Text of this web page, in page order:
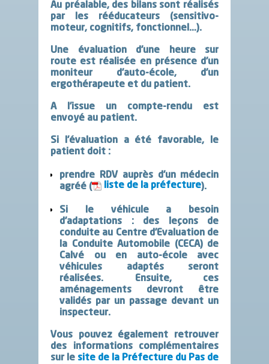
Au préalable, des bilans sont réalisés
par les rééducateurs (sensitivo-
moteur, cognitifs, fonctionnel…).
Une évaluation d’une heure sur
route est réalisée en présence d’un
moniteur d’auto-école, d’un
ergothérapeute et du patient.
A l’issue un compte-rendu est
envoyé au patient.
Si l’évaluation a été favorable, le
patient doit :
prendre RDV auprès d’un médecin
agréé (
liste de la préfecture).
Si le véhicule a besoin
d’adaptations : des leçons de
conduite au Centre d’Evaluation de
la Conduite Automobile (CECA) de
Calvé ou en auto-école avec
véhicules adaptés seront
réalisées. Ensuite, ces
aménagements devront être
validés par un passage devant un
inspecteur.
Vous pouvez également retrouver
des informations complémentaires
sur le site de la Préfecture du Pas de